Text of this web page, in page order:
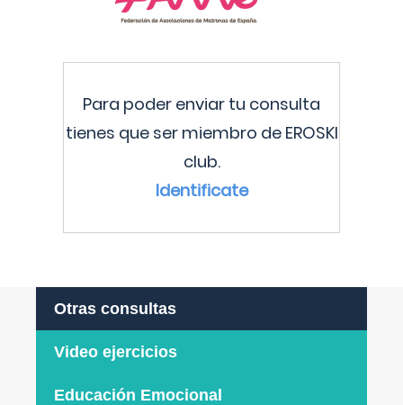
Para poder enviar tu consulta
tienes que ser miembro de EROSKI
club.
Identificate
Otras consultas
Video ejercicios
Educación Emocional